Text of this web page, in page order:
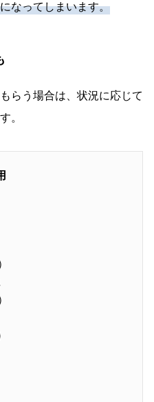
なってしまいます。
らう場合は、状況に応じて
。